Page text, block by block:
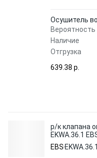
Осушитель
Вероятность
Наличие
Отгрузка
639.38 p.
р/к клапана
EKWA.36.1
EBS EKWA.36.1